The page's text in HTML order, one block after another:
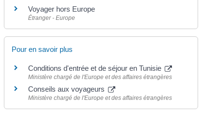
Voyager hors Europe
Étranger - Europe
Pour en savoir plus
Conditions d'entrée et de séjour en Tunisie
Ministère chargé de l'Europe et des affaires étrangères
Conseils aux voyageurs
Ministère chargé de l'Europe et des affaires étrangères